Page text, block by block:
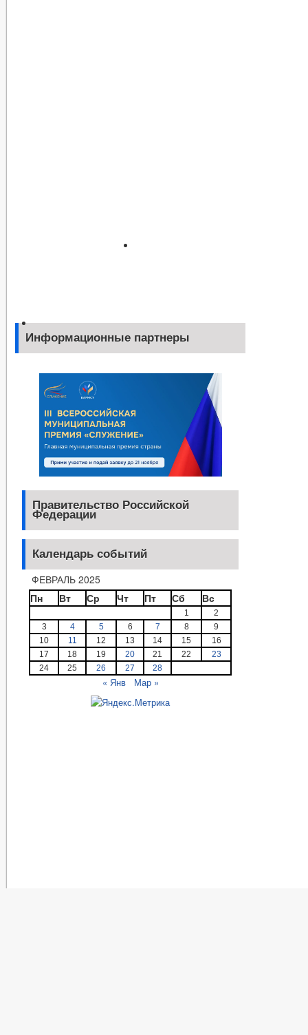
Информационные партнеры
Правительство Российской
Федерации
Календарь событий
ФЕВРАЛЬ 2025
Пн
Вт Ср Чт Пт Сб Вс
1
2
3
4 5 6 7 8
9
10
11 12 13 14 15
16
17
18 19 20 21 22
23
24
25 26 27 28
« Янв Мар »